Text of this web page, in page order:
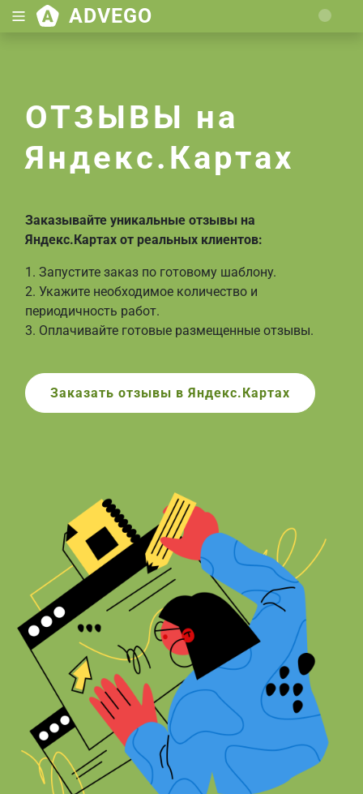
ADVEGO
ОТЗЫВЫ на
Яндекс.Картах
Заказывайте уникальные отзывы на
Яндекс.Картах от реальных клиентов:
1. Запустите заказ по готовому шаблону.
2. Укажите необходимое количество и
периодичность работ.
3. Оплачивайте готовые размещенные отзывы.
Заказать отзывы в Яндекс.Картах